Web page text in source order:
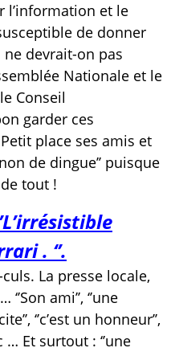
l’information et le
de donner
ne devrait-on pas
Nationale et le
Conseil
garder ces
place ses amis et
de dingue’’ puisque
tout !
. ‘’.
La presse locale,
ami’’, ‘’une
‘’c’est un honneur’’,
… Et surtout : ‘’une